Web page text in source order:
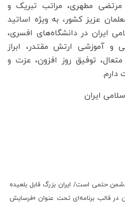
مطهری، مراتب تبریک و
عزیز کشور، به ویژه اساتید
ایران در دانشگاه‌های افسری،
و آموزشی ارتش مقتدر، ابراز
متعال، توفیق روز افزون، عزت و
دارم.
ایران
حتمی است/ ایران بزرگ قابل بلعیده
قالب برنامه‌ای تحت عنوان «فرسایش